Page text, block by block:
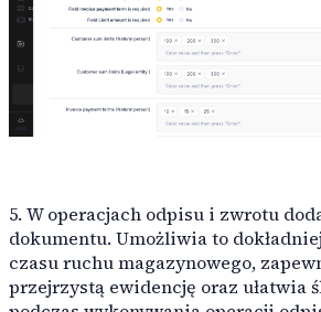
5. W operacjach odpisu i zwrotu
dokumentu. Umożliwia to
czasu ruchu magazynowego,
przejrzystą ewidencję oraz ułatwia